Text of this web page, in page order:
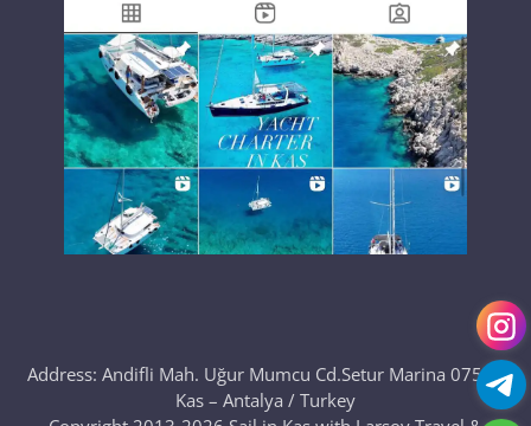
Address: Andifli Mah. Uğur Mumcu Cd.Setur Marina 07580
Kas – Antalya / Turkey